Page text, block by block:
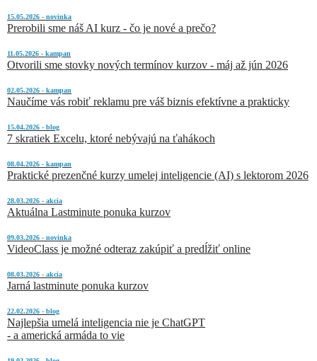
15.05.2026 - novinka
Prerobili sme náš AI kurz - čo je nové a prečo?
11.05.2026 - kampan
Otvorili sme stovky nových termínov kurzov - máj až jún 2026
02.05.2026 - kampan
Naučíme vás robiť reklamu pre váš biznis efektívne a prakticky
15.04.2026 - blog
7 skratiek Excelu, ktoré nebývajú na ťahákoch
08.04.2026 - kampan
Praktické prezenčné kurzy umelej inteligencie (AI) s lektorom 2026
28.03.2026 - akcia
Aktuálna Lastminute ponuka kurzov
09.03.2026 - novinka
VideoClass je možné odteraz zakúpiť a predĺžiť online
08.03.2026 - akcia
Jarná lastminute ponuka kurzov
22.02.2026 - blog
Najlepšia umelá inteligencia nie je ChatGPT
- a americká armáda to vie